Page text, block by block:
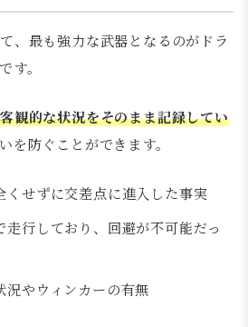
、最も強力な武器となるのがドラ
す。
観的な状況をそのまま記録してい
を防ぐことができます。
くせずに交差点に進入した事実
走行しており、回避が不可能だっ
況やウィンカーの有無